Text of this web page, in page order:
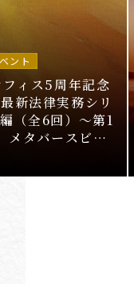
ント
ィス5周年記念
新法律実務シリ
（全6回）～第1
メタバースビジ